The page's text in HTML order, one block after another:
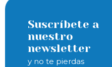
Suscríbete a
nuestro
newsletter
y no te pierdas